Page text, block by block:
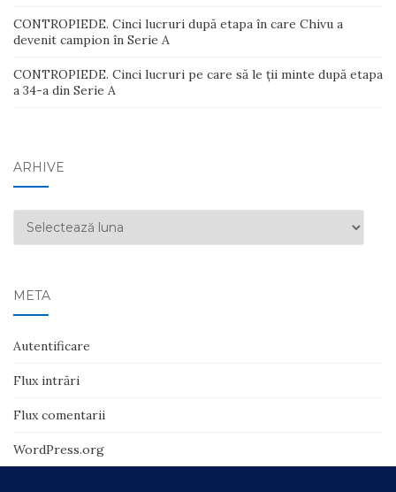
CONTROPIEDE. Cinci lucruri după etapa în care Chivu a
devenit campion în Serie A
CONTROPIEDE. Cinci lucruri pe care să le ții minte după etapa
a 34-a din Serie A
ARHIVE
Arhive
META
Autentificare
Flux intrări
Flux comentarii
WordPress.org